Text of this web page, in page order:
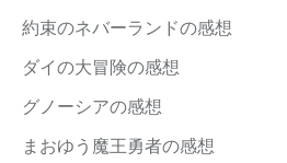
約束のネバーランドの感想
ダイの大冒険の感想
グノーシアの感想
まおゆう魔王勇者の感想